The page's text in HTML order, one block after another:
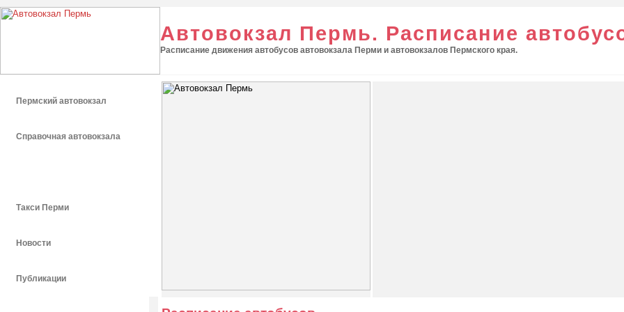
Автовокзал Пермь. Расписание
Расписание движения автобусов автовокзала Перми и автовокзалов Пермского края.
Пермский автовокзал
Справочная автовокзала
Такси Перми
Новости
Публикации